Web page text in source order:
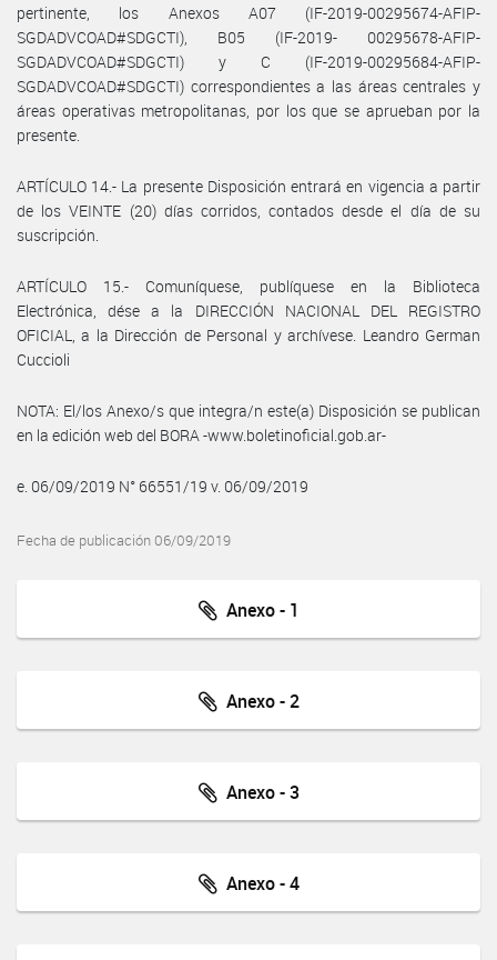
pertinente, los Anexos A07 (IF-2019-00295674-AFIP-
SGDADVCOAD#SDGCTI), B05 (IF-2019- 00295678-AFIP-
SGDADVCOAD#SDGCTI) y C (IF-2019-00295684-AFIP-
SGDADVCOAD#SDGCTI) correspondientes a las áreas centrales y
áreas operativas metropolitanas, por los que se aprueban por la
presente.
ARTÍCULO 14.- La presente Disposición entrará en vigencia a partir
de los VEINTE (20) días corridos, contados desde el día de su
suscripción.
ARTÍCULO 15.- Comuníquese, publíquese en la Biblioteca
Electrónica, dése a la DIRECCIÓN NACIONAL DEL REGISTRO
OFICIAL, a la Dirección de Personal y archívese. Leandro German
Cuccioli
NOTA: El/los Anexo/s que integra/n este(a) Disposición se publican
en la edición web del BORA -www.boletinoficial.gob.ar-
e. 06/09/2019 N° 66551/19 v. 06/09/2019
Fecha de publicación 06/09/2019
Anexo - 1
Anexo - 2
Anexo - 3
Anexo - 4